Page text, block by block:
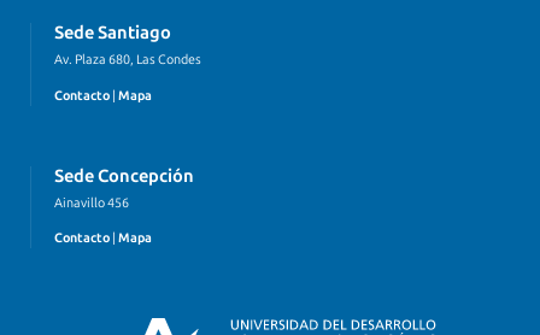
Sede Santiago
Av. Plaza 680, Las Condes
Contacto | Mapa
Sede Concepción
Ainavillo 456
Contacto Mapa